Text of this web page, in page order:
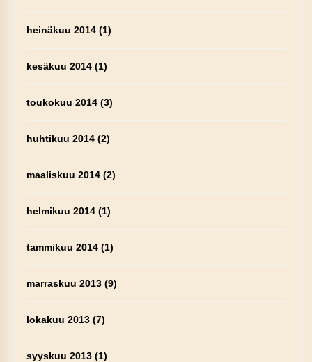
heinäkuu 2014(1)
kesäkuu 2014(1)
toukokuu 2014(3)
huhtikuu 2014(2)
maaliskuu 2014(2)
helmikuu 2014(1)
tammikuu 2014(1)
marraskuu 2013(9)
lokakuu 2013(7)
syyskuu 2013(1)